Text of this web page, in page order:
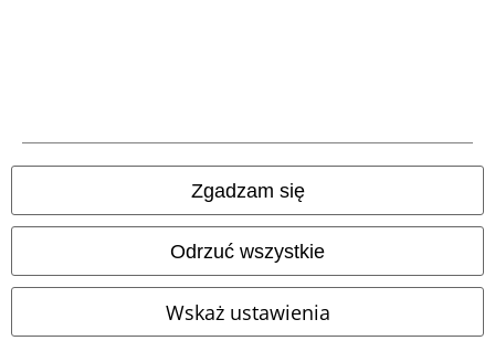
Zgadzam się
Odrzuć wszystkie
Wskaż ustawienia